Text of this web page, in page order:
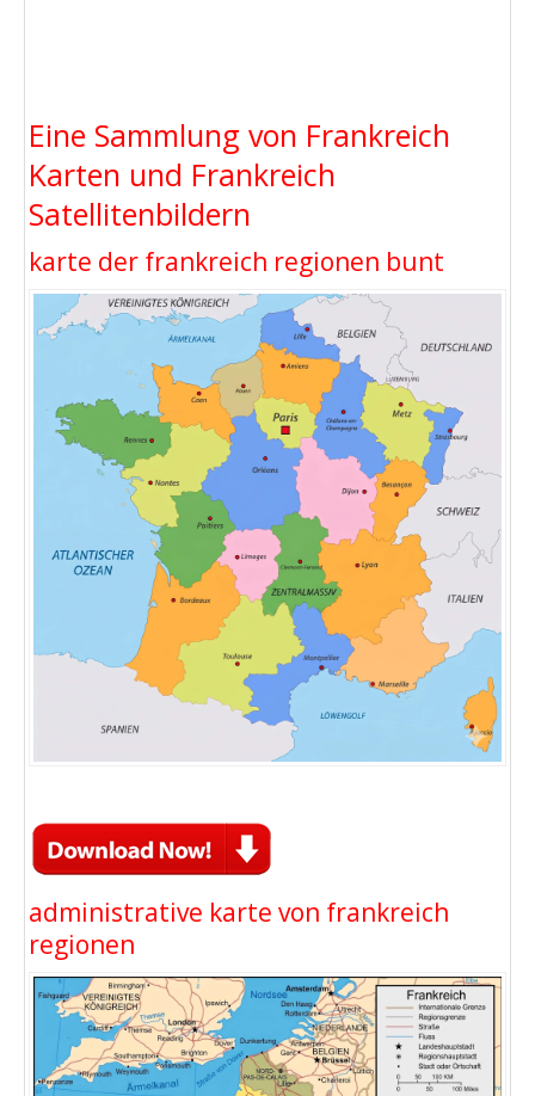
Eine Sammlung von Frankreich
Karten und Frankreich
Satellitenbildern
karte der frankreich regionen bunt
administrative karte von frankreich
regionen